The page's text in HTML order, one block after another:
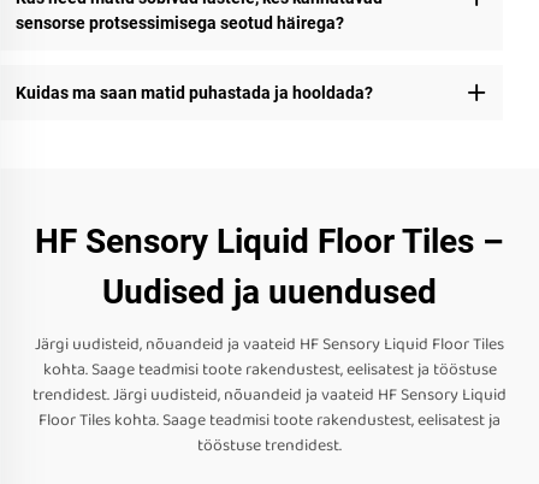
sensorse protsessimisega seotud häirega?
Kuidas ma saan matid puhastada ja hooldada?
HF Sensory Liquid Floor Tiles –
Uudised ja uuendused
Järgi uudisteid, nõuandeid ja vaateid HF Sensory Liquid Floor Tiles
kohta. Saage teadmisi toote rakendustest, eelisatest ja tööstuse
trendidest. Järgi uudisteid, nõuandeid ja vaateid HF Sensory Liquid
Floor Tiles kohta. Saage teadmisi toote rakendustest, eelisatest ja
tööstuse trendidest.